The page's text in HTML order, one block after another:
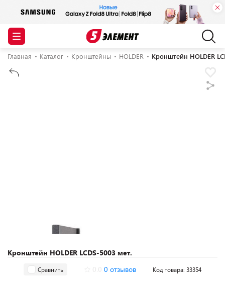
Главная Каталог Кронштейны HOLDER Кронштейн HOLDER
Кронштейн HOLDER LCDS-5003 мет.
Сравнить 0 отзывов Код товара: 33354